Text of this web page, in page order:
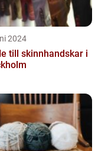
2024
till skinnhandskar i